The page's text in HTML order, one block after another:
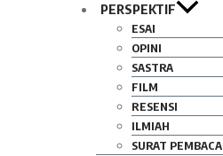
PERSPEKTIF
ESAI
OPINI
SASTRA
FILM
RESENSI
ILMIAH
SURAT PEMBACA